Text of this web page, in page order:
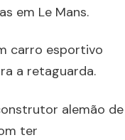
em Le Mans.
carro esportivo
a retaguarda.
alemão de
ter